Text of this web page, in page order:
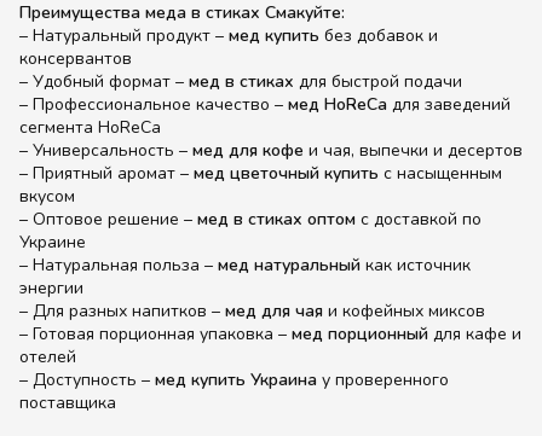
Преимущества меда в стиках Смакуйте:
– Натуральный продукт – мед купить без добавок и
консервантов
– Удобный формат – мед в стиках для быстрой подачи
– Профессиональное качество – мед HoReCa для заведений
сегмента HoReCa
– Универсальность – мед для кофе и чая, выпечки и десертов
– Приятный аромат – мед цветочный купить с насыщенным
вкусом
– Оптовое решение – мед в стиках оптом с доставкой по
Украине
– Натуральная польза – мед натуральный как источник
энергии
– Для разных напитков – мед для чая и кофейных миксов
– Готовая порционная упаковка – мед порционный для кафе и
отелей
– Доступность – мед купить Украина у проверенного
поставщика